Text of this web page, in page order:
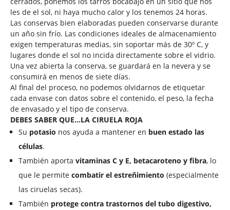
les de el sol, ni haya mucho calor y los tenemos 24 horas.
Las conservas bien elaboradas pueden conservarse durante
un año sin frío. Las condiciones ideales de almacenamiento
exigen temperaturas medias, sin soportar más de 30º C, y
lugares donde el sol no incida directamente sobre el vidrio.
Una vez abierta la conserva, se guardará en la nevera y se
consumirá en menos de siete días.
Al final del proceso, no podemos olvidarnos de etiquetar
cada envase con datos sobre el contenido, el peso, la fecha
de envasado y el tipo de conserva.
DEBES SABER QUE…LA CIRUELA ROJA
Su potasio nos ayuda a mantener en buen estado las
células.
También aporta vitaminas C y E, betacaroteno y fibra, lo
que le permite combatir el estreñimiento (especialmente
las ciruelas secas).
También protege contra trastornos del tubo digestivo,